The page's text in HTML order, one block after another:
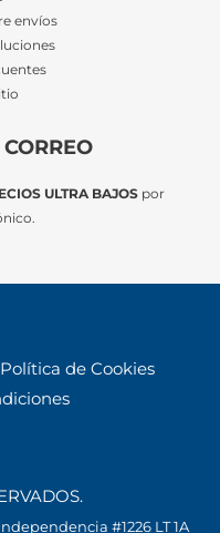
envíos
ULTRA BAJOSpor
Política de Cookies
#1226 LT 1A